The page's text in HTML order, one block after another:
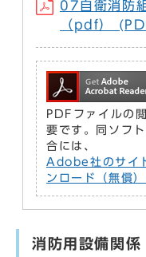
07自衛消防
（pdf）
PDFファイルの
要です。同ソフ
合には、
Adobe社のサイ
ンロード（無償
消防用設備関係